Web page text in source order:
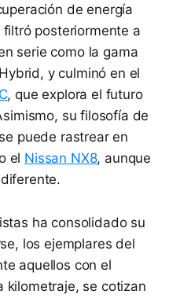
de energía
posteriormente a
serie como la gama
y culminó en el
, que explora el futuro
su filosofía de
puede rastrear en
el Nissan NX8, aunque
ha consolidado su
los ejemplares del
aquellos con el
kilometraje, se cotizan